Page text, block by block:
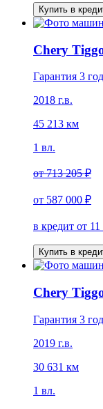
Купить в
Chery
Гарантия 3
2018 г.в.
45 213 км
1 вл.
от713 205 ₽
от 587 000 ₽
в кредит от 11
Купить в
Chery
Гарантия 3
2019 г.в.
30 631 км
1 вл.